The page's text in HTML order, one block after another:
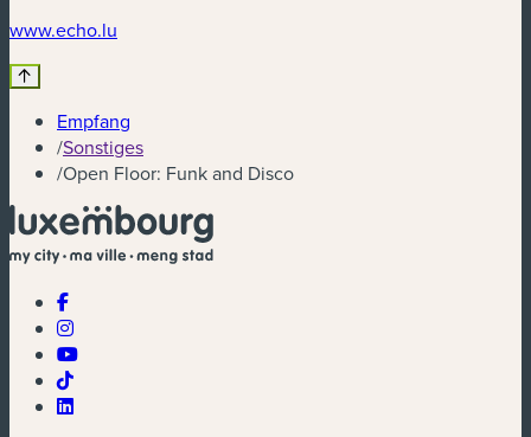
www.echo.lu
Empfang
/Sonstiges
/Open Floor: Funk and Disco